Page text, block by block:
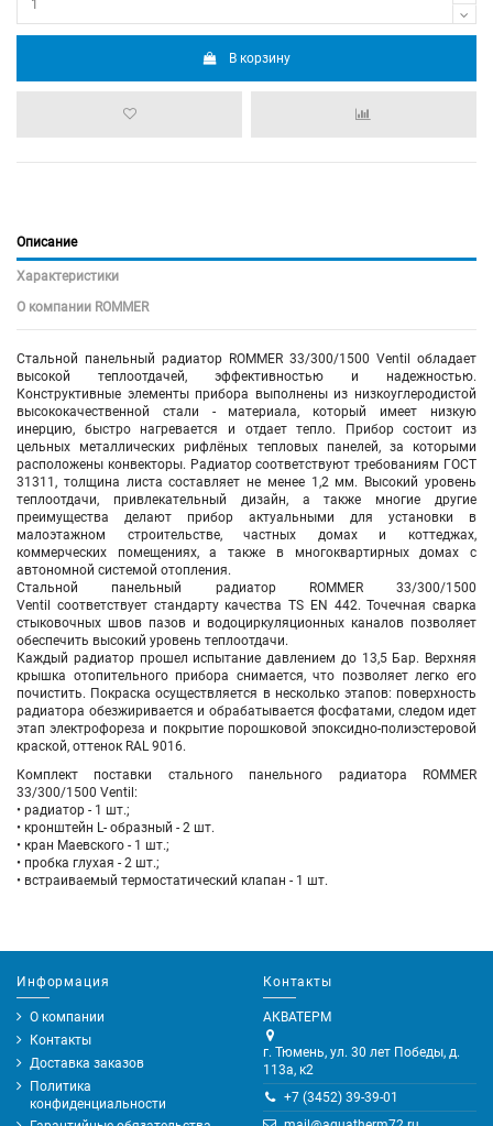
В корзину
Описание
Характеристики
О компании ROMMER
Стальной панельный радиатор ROMMER 33/300/1500 Ventil обладает
высокой теплоотдачей, эффективностью и надежностью.
Конструктивные элементы прибора выполнены из низкоуглеродистой
высококачественной стали - материала, который имеет низкую
инерцию, быстро нагревается и отдает тепло. Прибор состоит из
цельных металлических рифлёных тепловых панелей, за которыми
расположены конвекторы. Радиатор соответствуют требованиям ГОСТ
31311, толщина листа составляет не менее 1,2 мм. Высокий уровень
теплоотдачи, привлекательный дизайн, а также многие другие
преимущества делают прибор актуальными для установки в
малоэтажном строительстве, частных домах и коттеджах,
коммерческих помещениях, а также в многоквартирных домах с
автономной системой отопления.
Стальной панельный радиатор ROMMER 33/300/1500
Ventil соответствует стандарту качества TS EN 442. Точечная сварка
стыковочных швов пазов и водоциркуляционных каналов позволяет
обеспечить высокий уровень теплоотдачи.
Каждый радиатор прошел испытание давлением до 13,5 Бар. Верхняя
крышка отопительного прибора снимается, что позволяет легко его
почистить. Покраска осуществляется в несколько этапов: поверхность
радиатора обезжиривается и обрабатывается фосфатами, следом идет
этап электрофореза и покрытие порошковой эпоксидно-полиэстеровой
краской, оттенок RAL 9016.
Комплект поставки стального панельного радиатора ROMMER
33/300/1500 Ventil:
• радиатор - 1 шт.;
• кронштейн L- образный - 2 шт.
• кран Маевского - 1 шт.;
• пробка глухая - 2 шт.;
• встраиваемый термостатический клапан - 1 шт.
Информация
О компании
Контакты
Доставка заказов
Политика
конфиденциальности
Контакты
АКВАТЕРМ
г. Тюмень, ул. 30 лет Победы, д.
113а, к2
+7 (3452) 39-39-01